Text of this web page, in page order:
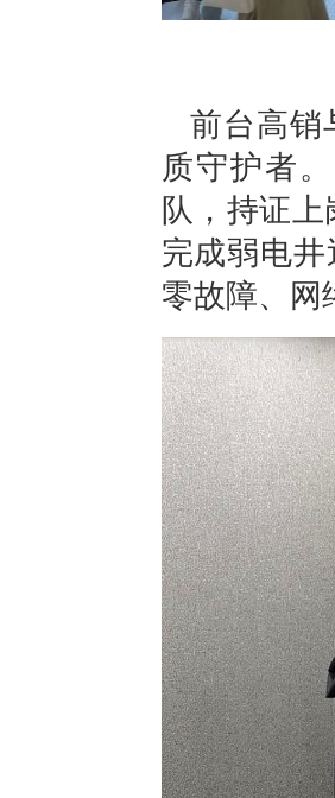
前台高销
质守护者
队，持证
完成弱电
零故障、网